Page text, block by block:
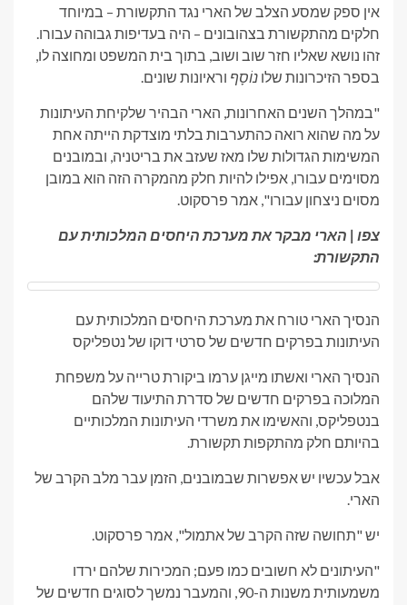
אין ספק שמסע הצלב של הארי נגד התקשורת – במיוחד
חלקים מהתקשורת בצהובונים – היה בעדיפות גבוהה עבורו.
זהו נושא שאליו חזר שוב ושוב, בתוך בית המשפט ומחוצה לו,
בספר הזיכרונות שלו נוֹסָף וראיונות שונים.
"במהלך השנים האחרונות, הארי הבהיר שלקיחת העיתונות
על מה שהוא רואה כהתערבות בלתי מוצדקת הייתה אחת
המשימות הגדולות שלו מאז שעזב את בריטניה, ובמובנים
מסוימים עבורו, אפילו להיות חלק מהמקרה הזה הוא במובן
מסוים ניצחון עבורו", אמר פרסקוט.
צפו | הארי מבקר את מערכת היחסים המלכותית עם
התקשורת:
הנסיך הארי טורח את מערכת היחסים המלכותית עם
העיתונות בפרקים חדשים של סרטי דוקו של נטפליקס
הנסיך הארי ואשתו מייגן ערמו ביקורת טרייה על משפחת
המלוכה בפרקים חדשים של סדרת התיעוד שלהם
בנטפליקס, והאשימו את משרדי העיתונות המלכותיים
בהיותם חלק מהתקפות תקשורת.
אבל עכשיו יש אפשרות שבמובנים, הזמן עבר מלב הקרב של
הארי.
יש "תחושה שזה הקרב של אתמול", אמר פרסקוט.
"העיתונים לא חשובים כמו פעם; המכירות שלהם ירדו
משמעותית משנות ה-90, והמעבר נמשך לסוגים חדשים של